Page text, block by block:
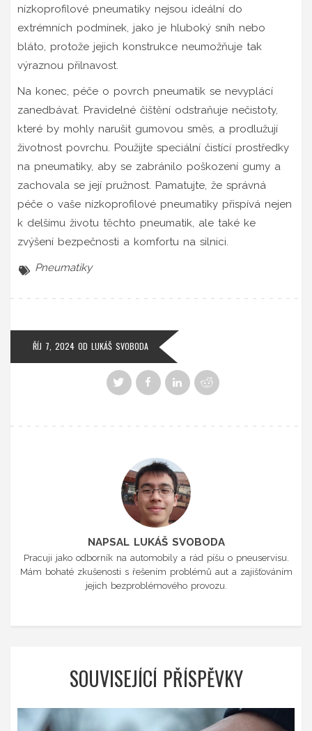
nízkoprofilové pneumatiky nejsou ideální do
extrémních podmínek, jako je hluboký sníh nebo
bláto, protože jejich konstrukce neumožňuje tak
výraznou přilnavost.
Na konec, péče o povrch pneumatik se nevyplácí
zanedbávat. Pravidelné čištění odstraňuje nečistoty,
které by mohly narušit gumovou směs, a prodlužují
životnost povrchu. Použijte speciální čistící prostředky
na pneumatiky, aby se zabránilo poškození gumy a
zachovala se její pružnost. Pamatujte, že správná
péče o vaše nízkoprofilové pneumatiky přispívá nejen
k delšímu životu těchto pneumatik, ale také ke
zvýšení bezpečnosti a komfortu na silnici.
Pneumatiky
ŘÍJ 7, 2024 OD LUKÁŠ SVOBODA
NAPSAL LUKÁŠ SVOBODA
Pracuji jako odborník na automobily a rád píšu o pneuservisu.
Mám bohaté zkušenosti s řešením problémů aut a zajišťováním
jejich bezproblémového provozu.
SOUVISEJÍCÍ PŘÍSPĚVKY